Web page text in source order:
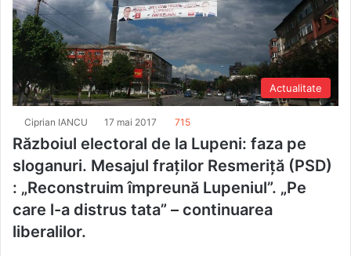
Actualitate
Ciprian IANCU 17 mai 2017 715
Războiul electoral de la Lupeni: faza pe
sloganuri. Mesajul fraţilor Resmeriţă (PSD)
: „Reconstruim împreună Lupeniul”. „Pe
care l-a distrus tata” – continuarea
liberalilor.